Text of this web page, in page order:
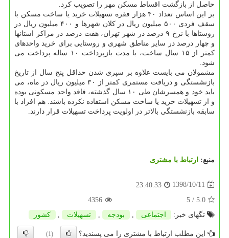
حاصل از بازگشت اقساط مسكن مهر را تصویب كرد.
بر این اساس تعداد ۴۰ هزار فقره تسهیلات خرید یا ساخت مسكن با
سقف فردی ۵۰۰ میلیون ریال در كلان شهرها و ۴۰۰ میلیون ریال در
روستاها با نرخ ۹ درصد در شهر تهران، هفت درصد در مراكز استانها
و چهار درصد در سایر مناطق شهری و روستایی برای خرید واحدهای
كمتر از ۱۵ سال ساخت، با مدت بازپرداخت ۱۰ ساله پرداخت می
شود.
مشمولان می بایست علاوه بر سپری شدن حداقل پنج سال از تاریخ
بازنشستگی و دریافت مستمری كمتر از ۳۰ میلیون ریال در ماه، می
باید خود و همسرشان طی ۱۰ سال گذشته، فاقد واحد مسكونی بوده
و از تسهیلات خرید یا ساخت مسكن استفاده نكرده باشند. هم افراد با
سابقه بازنشستگی بالاتر در اولویت پرداخت تسهیلات قرار دارند.
منبع: ارتباط با مشتری
1398/10/11
23:40:33
5.0
/ 5
4356
تگهای خبر:
اجتماعی , بودجه , تسهیلات , كشور
این مطلب ارتباط با مشتری را می پسندید؟
(1)